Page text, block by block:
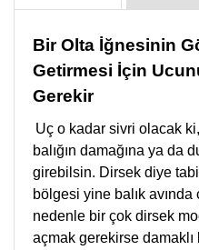
Bir Olta İğnesinin
Getirmesi İçin
Gerekir
Uç o kadar sivri olacak
balığın damağına ya da
girebilsin. Dirsek diye
bölgesi yine balık
nedenle bir çok dirsek
açmak gerekirse